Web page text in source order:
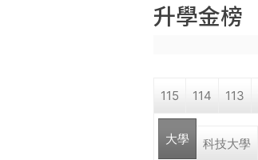
o
a
r
升學金榜
115 114 113
大學 科技大學